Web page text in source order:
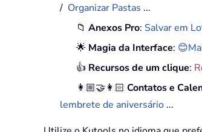
/ Organizar Pastas ...
📁Anexos Pro: Salvar em
🌟 Magia da Interface:
👍 Recursos de um clique:
👩🏼‍🤝‍👩🏻Contatos e
lembrete de aniversário ...